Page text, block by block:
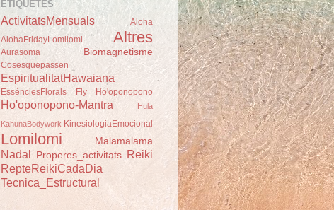
ETIQUETES
ActivitatsMensuals
Aloha
AlohaFridayLomilomi
Altres
Aurasoma Biomagnetisme
Cosesquepassen
EspiritualitatHawaiana
EssènciesFlorals Fly Ho'oponopono
Ho'oponopono-Mantra Hula
KahunaBodywork KinesiologiaEmocional
Lomilomi Malamalama
Nadal Properes_activitats Reiki
RepteReikiCadaDia
Tecnica_Estructural